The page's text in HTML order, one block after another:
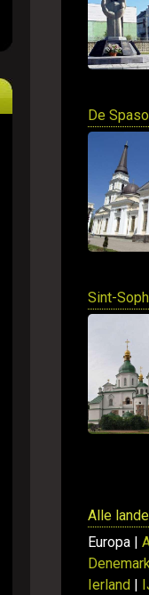
De
Sint-
Alle
Europa |
Ierland